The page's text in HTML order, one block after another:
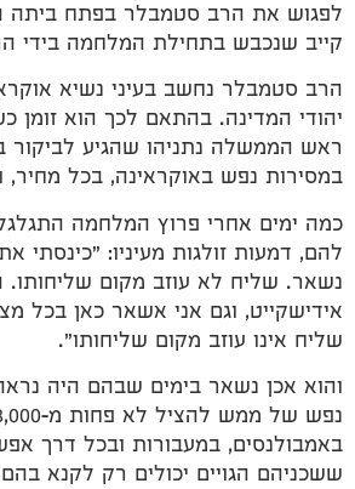
לפגוש את הרב סטמבלר בפתח ביתה
קייב שנכבש בתחילת המלחמה בידי
הרב סטמבלר נחשב בעיני נשיא
יהודי המדינה. בהתאם לכך הוא זומן
ראש הממשלה נתניהו שהגיע לביקור
במסירות נפש באוקראינה, בכל מחיר,
כמה ימים אחרי פרוץ המלחמה
להם, דמעות זולגות מעיניו:
נשאר. שליח לא עוזב מקום שליחותו.
אידישקייט, וגם אני אשאר כאן בכל
שליח אינו עוזב מקום שליחותו".
והוא אכן נשאר בימים שבהם היה
באמבולנסים, במעבורות ובכל דרך
ששכניהם הגויים יכולים רק לקנא